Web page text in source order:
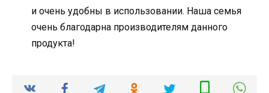
и очень удобны в использовании. Наша семья
очень благодарна производителям данного
продукта!